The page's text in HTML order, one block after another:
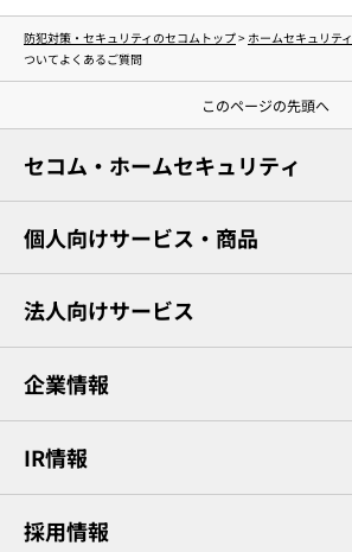
防犯対策・セキュリティのセコムトップ> ホームセキュリティ
ついてよくあるご質問
このページの先頭へ
セコム・ホームセキュリティ
個人向けサービス・商品
法人向けサービス
企業情報
IR情報
採用情報